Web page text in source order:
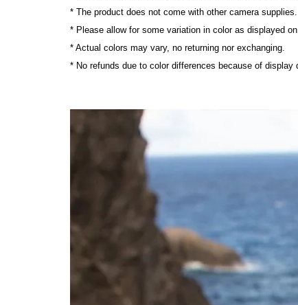
* The product does not come with other camera supplies.
* Please allow for some variation in color as displayed
* Actual colors may vary, no returning nor exchanging.
* No refunds due to color differences because of display